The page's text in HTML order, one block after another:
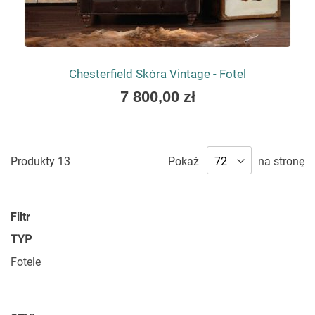
Chesterfield Skóra Vintage - Fotel
As
7 800,00 zł
Produkty 13 Pokaż na stronę
Filtr
TYP
Fotele